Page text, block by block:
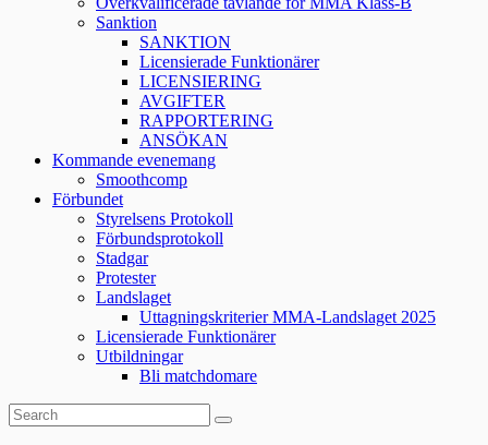
Sanktion
SANKTION
Licensierade Funktionärer
LICENSIERING
AVGIFTER
RAPPORTERING
ANSÖKAN
Kommande evenemang
Smoothcomp
Förbundet
Styrelsens Protokoll
Förbundsprotokoll
Stadgar
Protester
Landslaget
Uttagningskriterier MMA-Landslaget 2025
Licensierade Funktionärer
Utbildningar
Bli matchdomare